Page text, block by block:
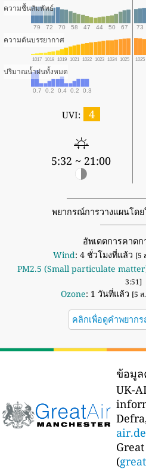
ความชื้นสัมพัทธ์
79 72 70 58 47 44 50 67 73
ความดันบรรยากาศ
1017 1018 1019 1021 1022 1023 1024 1025 1025
ปริมาณน้ำฝนทั้งหมด
0.7 0.2 0.4 0.2 0.3
UVI: 4
5:32 ~ 21:00
พยากรณ์การวางแผนโดย
อัพเดตการคาด
Wind: 4 ชั่วโมงที่แล้ว [5
PM2.5 (Small particulate
3:51]
Ozone: 1 วันที่แล้ว [5
คลิกเพื่อดูคำพยาก
ข้อมู
UK-
(